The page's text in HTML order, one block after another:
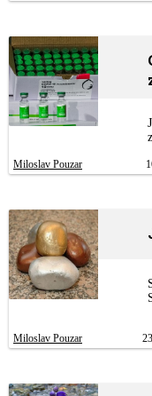
Miloslav Pouzar
Miloslav Pouzar